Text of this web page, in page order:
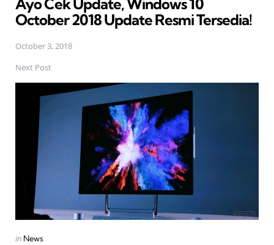
October 2018 Update Resmi Tersedia!
October 3, 2018
Next Post
Posted
in News